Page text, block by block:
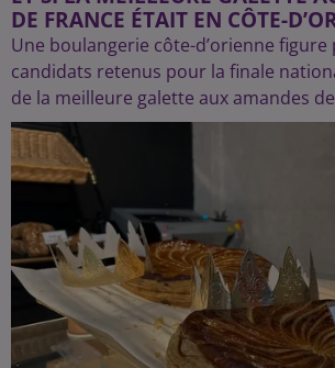
DE FRANCE ÉTAIT EN CÔTE-
Une boulangerie côte-d’orienne figure
candidats retenus pour la finale
de la meilleure galette aux amandes de